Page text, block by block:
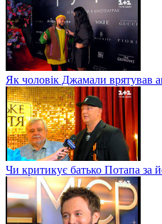
Як чоловік Джамали врятував
Чи критикує батько Потапа за